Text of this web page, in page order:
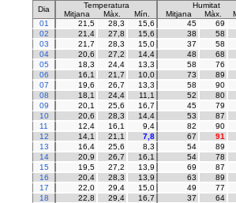
Dia Temperatura
Humitat
Mitjana
Màx. Mín. Mitjana Màx.
01
21,5 28,3 15,6 45
69
02
21,4 27,8 15,6 38
58
03
21,7 28,3 15,0 37
58
04
20,6 27,2 14,4 48
68
05
18,3 24,4 13,3 58
76
06
16,1 21,7 10,0 73
89
07
19,6 26,7 13,3 58
90
08
18,1 24,4 11,1 52
80
09
20,1 25,6 16,7 45
79
10
20,6 28,3 14,4 53
87
11
12,4 16,1 9,4 82
90
12
14,1 21,1 7,8 67
91
13
16,4 25,6 8,3 54
89
14
20,9 26,7 16,1 54
78
15
19,5 27,2 13,9 69
87
16
20,4 28,3 13,9 63
89
17
22,0 29,4 15,0 49
77
18
22,8 29,4 16,7 37
64